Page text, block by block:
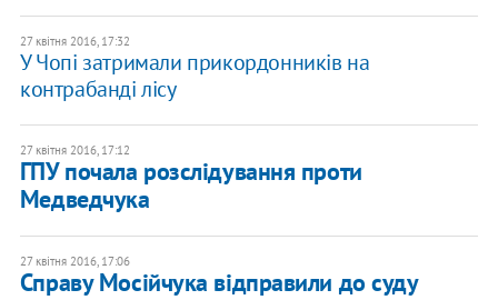
27 квітня 2016, 17:32
У Чопі затримали прикордонників на
контрабанді лісу
27 квітня 2016, 17:12
ГПУ почала розслідування проти
Медведчука
27 квітня 2016, 17:06
Справу Мосійчука відправили до суду